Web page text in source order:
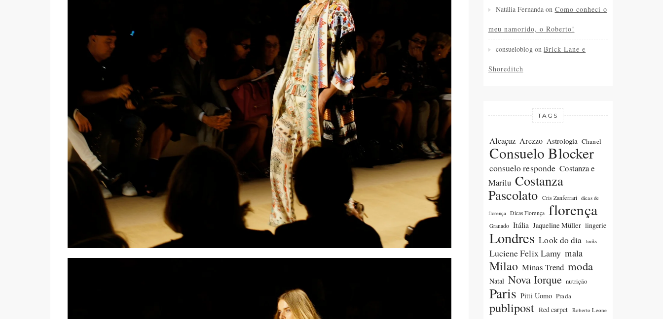
Natália Fernanda on Como conheci o
meu namorido, o Roberto!
consueloblogonBrick Lane e
Shoreditch
TAGS
Alcaçuz Arezzo Astrologia Chanel
Consuelo Blocker
consuelo responde Costanza e
Marilu Costanza
Pascolato Cris Zanferrari dicas de
florença Dicas Florença florença
Granado Itália Jaqueline Müller lingerie
Londres Look do dia looks
Luciene Felix Lamy mala
Milao Minas Trend moda
Natal Nova Iorque nutrição
Paris Pitti Uomo Prada
publipost Red carpet Roberto Leone